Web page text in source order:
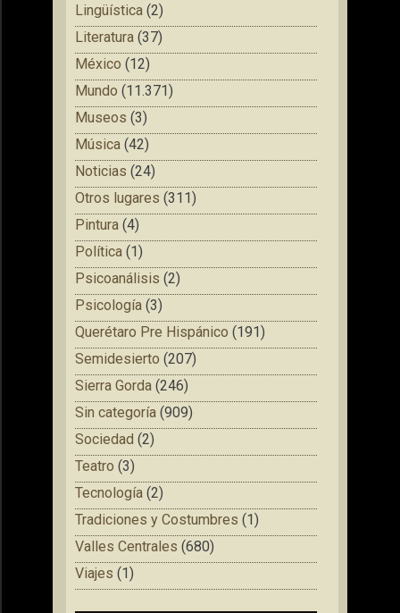
Lingüística (2)
Literatura (37)
México (12)
Mundo (11.371)
Museos (3)
Música (42)
Noticias (24)
Otros lugares (311)
Pintura (4)
Política (1)
Psicoanálisis (2)
Psicología (3)
Querétaro Pre Hispánico (191)
Semidesierto (207)
Sierra Gorda (246)
Sin categoría (909)
Sociedad (2)
Teatro (3)
Tecnología (2)
Tradiciones y Costumbres (1)
Valles Centrales (680)
Viajes (1)